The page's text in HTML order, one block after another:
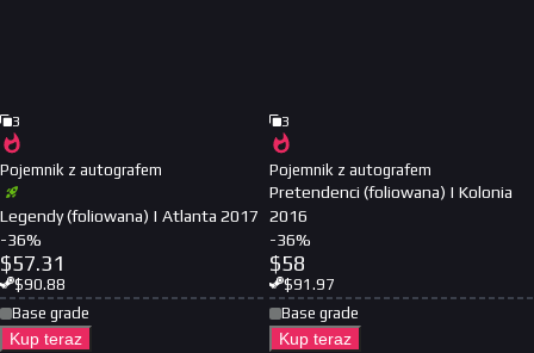
3
Pojemnik z autografem
Legendy (foliowana) | Atlanta 2017
-36%
$57.31
$90.88
Base grade
Kup teraz
3
Pojemnik z autografem
Pretendenci (foliowana) | Kolonia
2016
-36%
$58
$91.97
Base grade
Kup teraz